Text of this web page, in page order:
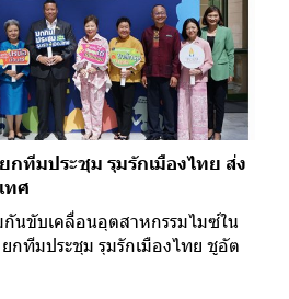
กทีมประชุม รุมรักเมืองไทย ส่ง
ทศ
นขับเคลื่อนอุตสาหกรรมไมซ์ใน
กทีมประชุม รุมรักเมืองไทย ชูอัต